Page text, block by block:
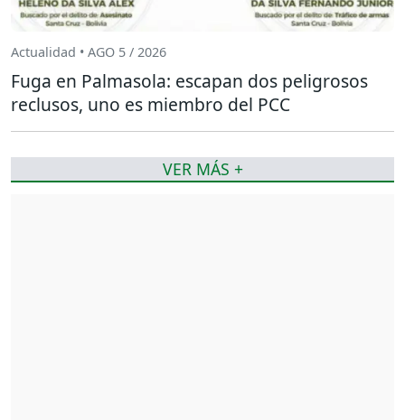
Actualidad • AGO 5 / 2026
Fuga en Palmasola: escapan dos peligrosos
reclusos, uno es miembro del PCC
VER MÁS +